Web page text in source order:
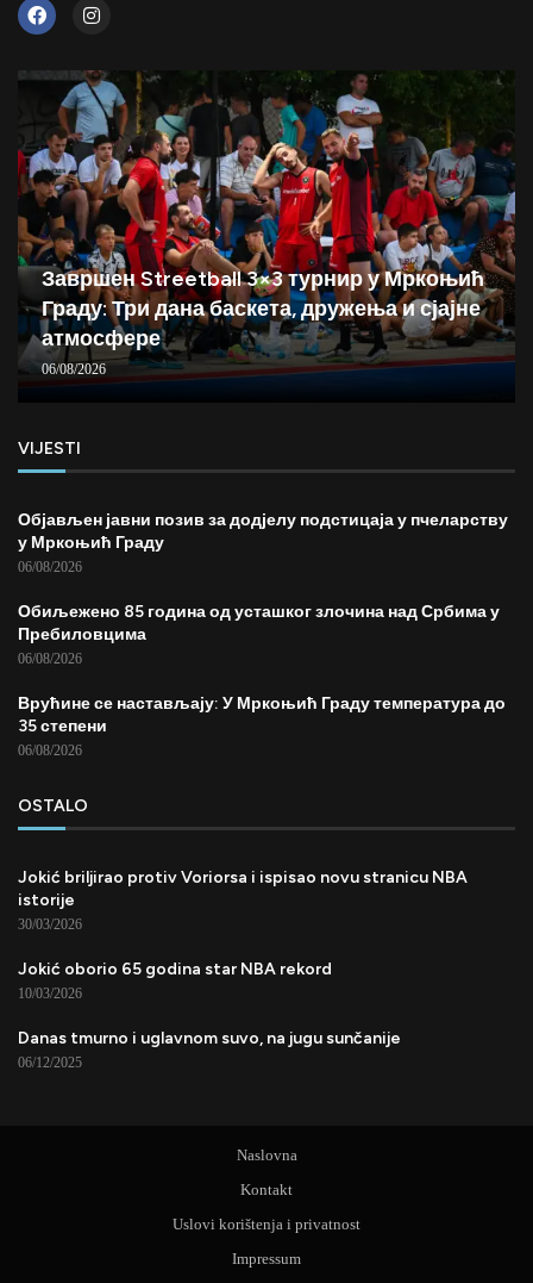
Завршен Streetball 3×3 турнир у Мркоњић
Граду: Три дана баскета, дружења и сјајне
атмосфере
06/08/2026
VIJESTI
Објављен јавни позив за додјелу подстицаја у пчеларству
у Мркоњић Граду
06/08/2026
Обиљежено 85 година од усташког злочина над Србима у
Пребиловцима
06/08/2026
Врућине се настављају: У Мркоњић Граду температура до
35 степени
06/08/2026
OSTALO
Jokić briljirao protiv Voriorsa i ispisao novu stranicu NBA
istorije
30/03/2026
Jokić oborio 65 godina star NBA rekord
10/03/2026
Danas tmurno i uglavnom suvo, na jugu sunčanije
06/12/2025
Naslovna
Kontakt
Uslovi korištenja i privatnost
Impressum